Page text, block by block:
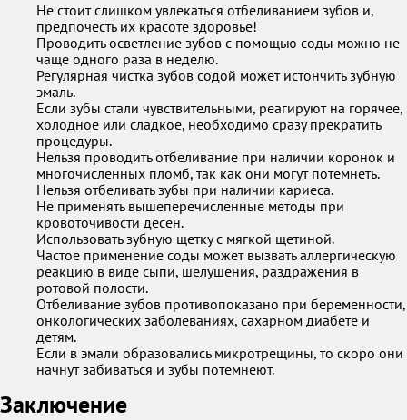
Не стоит слишком увлекаться отбеливанием зубов и,
предпочесть их красоте здоровье!
Проводить осветление зубов с помощью соды можно не
чаще одного раза в неделю.
Регулярная чистка зубов содой может истончить зубную
эмаль.
Если зубы стали чувствительными, реагируют на горячее,
холодное или сладкое, необходимо сразу прекратить
процедуры.
Нельзя проводить отбеливание при наличии коронок и
многочисленных пломб, так как они могут потемнеть.
Нельзя отбеливать зубы при наличии кариеса.
Не применять вышеперечисленные методы при
кровоточивости десен.
Использовать зубную щетку с мягкой щетиной.
Частое применение соды может вызвать аллергическую
реакцию в виде сыпи, шелушения, раздражения в
ротовой полости.
Отбеливание зубов противопоказано при беременности,
онкологических заболеваниях, сахарном диабете и
детям.
Если в эмали образовались микротрещины, то скоро они
начнут забиваться и зубы потемнеют.
Заключение